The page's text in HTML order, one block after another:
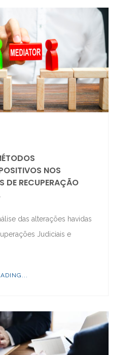
NOS
DE RECUPERAÇÃO
das alterações havidas
Judiciais e